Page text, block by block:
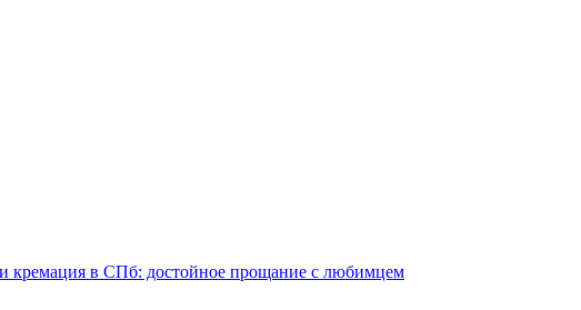
кремация в СПб: достойное прощание с любимцем